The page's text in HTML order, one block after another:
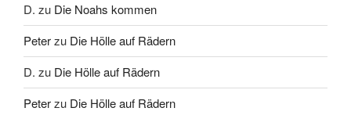
D. zu Die Noahs kommen
Peterzu Die Hölle auf Rädern
D. zu Die Hölle auf Rädern
Peterzu Die Hölle auf Rädern